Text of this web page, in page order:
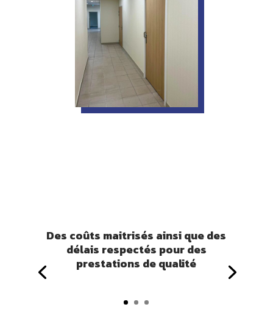
Des coûts maitrisés ainsi que des
délais respectés pour des
prestations de qualité